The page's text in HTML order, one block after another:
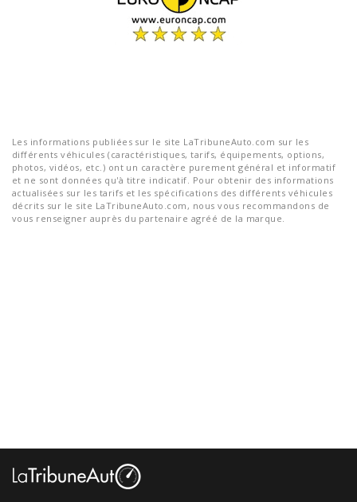
Les informations publiées sur le site LaTribuneAuto.com sur les
différents véhicules (caractéristiques, tarifs, équipements, options,
photos, vidéos, etc.) ont un caractère purement général et informatif
et ne sont données qu'à titre indicatif. Pour obtenir des informations
actualisées sur les tarifs et les spécifications des différents véhicules
décrits sur le site LaTribuneAuto.com, nous vous recommandons de
vous renseigner auprès du partenaire agréé de la marque.